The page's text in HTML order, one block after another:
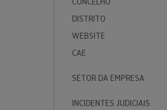
DISTRITO
WEBSITE
CAE
SETOR DA EMPRESA
INCIDENTES JUDICIAIS